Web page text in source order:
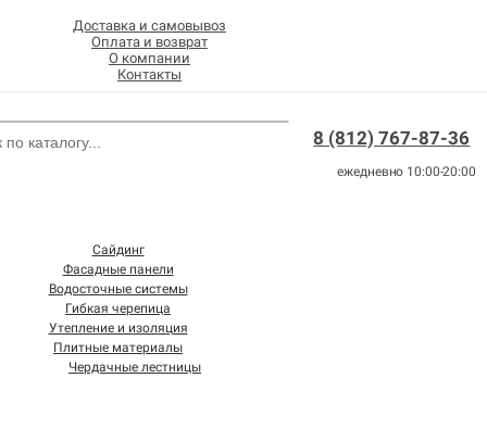
Доставка и самовывоз
Оплата и возврат
О компании
Контакты
8 (812) 767-87-36
ежедневно 10:00-20:00
Сайдинг
Фасадные панели
Водосточные системы
Гибкая черепица
Утепление и изоляция
Плитные материалы
Чердачные лестницы